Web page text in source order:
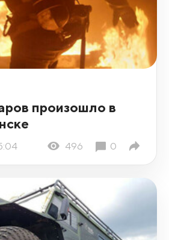
произошло в
496 0